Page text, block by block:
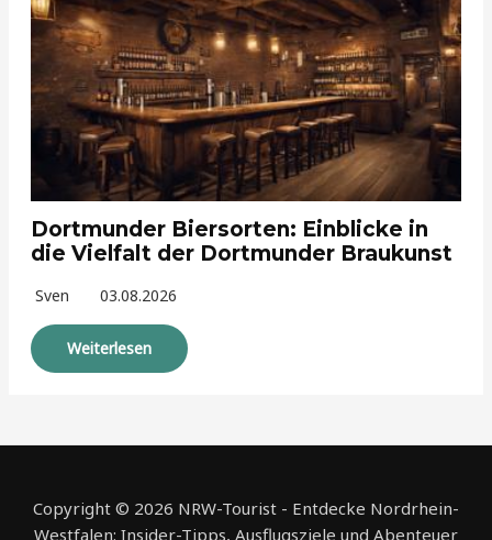
Dortmunder Biersorten: Einblicke in
die Vielfalt der Dortmunder Braukunst
Sven 03.08.2026
Weiterlesen
Copyright © 2026 NRW-Tourist - Entdecke Nordrhein-
Westfalen: Insider-Tipps, Ausflugsziele und Abenteuer